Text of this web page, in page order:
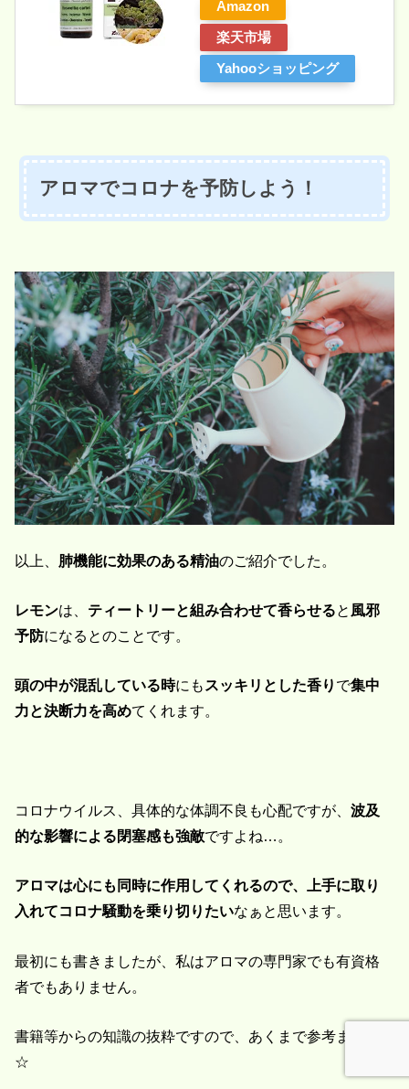
Amazon
楽天市場
Yahooショッピング
アロマでコロナを予防しよう！
以上、 肺機能に効果のある精油のご紹介でした。
レモンは、 ティートリーと組み合わせて香らせると 風邪
予防になるとのことです。
頭の中が混乱している時にも スッキリとした香り で集中
力と決断力を高めてくれます。
コロナウイルス、具体的な体調不良も心配ですが、波及
的な影響による閉塞感も強敵ですよね…。
アロマは心にも同時に作用してくれるので、上手に取り
入れてコロナ騒動を乗り切りたいなぁと思います。
最初にも書きましたが、私はアロマの専門家でも有資格
者でもありません。
書籍等からの知識の抜粋ですので、あくまで参考までに
☆